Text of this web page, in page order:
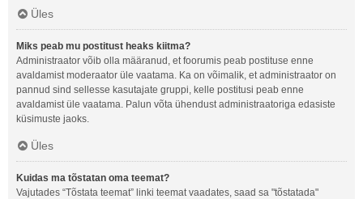
Üles
Miks peab mu postitust heaks kiitma?
Administraator võib olla määranud, et foorumis peab postituse enne
avaldamist moderaator üle vaatama. Ka on võimalik, et administraator on
pannud sind sellesse kasutajate gruppi, kelle postitusi peab enne
avaldamist üle vaatama. Palun võta ühendust administraatoriga edasiste
küsimuste jaoks.
Üles
Kuidas ma tõstatan oma teemat?
Vajutades “Tõstata teemat” linki teemat vaadates, saad sa "tõstatada"